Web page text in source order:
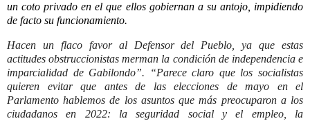
un coto privado en el que ellos gobiernan a su antojo, impidiendo
de facto su funcionamiento.
Hacen un flaco favor al Defensor del Pueblo, ya que estas
actitudes obstruccionistas merman la condición de independencia e
imparcialidad de Gabilondo”. “Parece claro que los socialistas
quieren evitar que antes de las elecciones de mayo en el
Parlamento hablemos de los asuntos que más preocuparon a los
ciudadanos en 2022: la seguridad social y el empleo, la